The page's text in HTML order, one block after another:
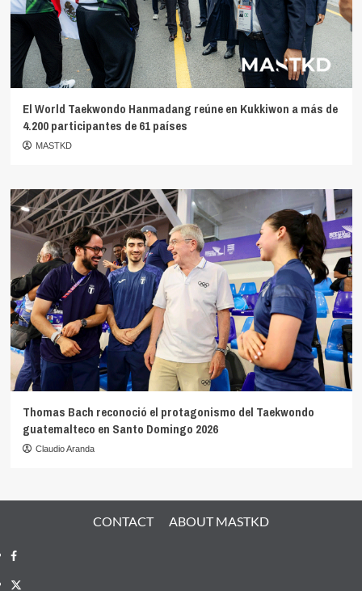
El World Taekwondo Hanmadang reúne en Kukkiwon a más de
4.200 participantes de 61 países
MASTKD
Thomas Bach reconoció el protagonismo del Taekwondo
guatemalteco en Santo Domingo 2026
Claudio Aranda
CONTACT ABOUT MASTKD
Facebook
X